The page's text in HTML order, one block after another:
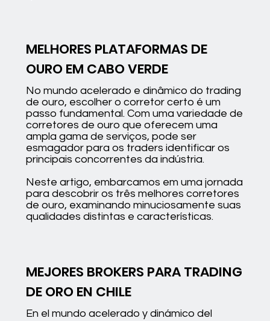
MELHORES PLATAFORMAS DE
OURO EM CABO VERDE
No mundo acelerado e dinâmico do trading
de ouro, escolher o corretor certo é um
passo fundamental. Com uma variedade de
corretores de ouro que oferecem uma
ampla gama de serviços, pode ser
esmagador para os traders identificar os
principais concorrentes da indústria.
Neste artigo, embarcamos em uma jornada
para descobrir os três melhores corretores
de ouro, examinando minuciosamente suas
qualidades distintas e características.
MEJORES BROKERS PARA TRADING
DE ORO EN CHILE
En el mundo acelerado y dinámico del